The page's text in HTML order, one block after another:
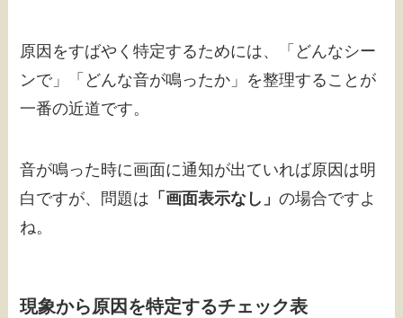
原因をすばやく特定するためには、「どんなシー
ンで」「どんな音が鳴ったか」を整理することが
一番の近道です。
音が鳴った時に画面に通知が出ていれば原因は明
白ですが、問題は 「画面表示なし」の場合ですよ
ね。
現象から原因を特定するチェック表